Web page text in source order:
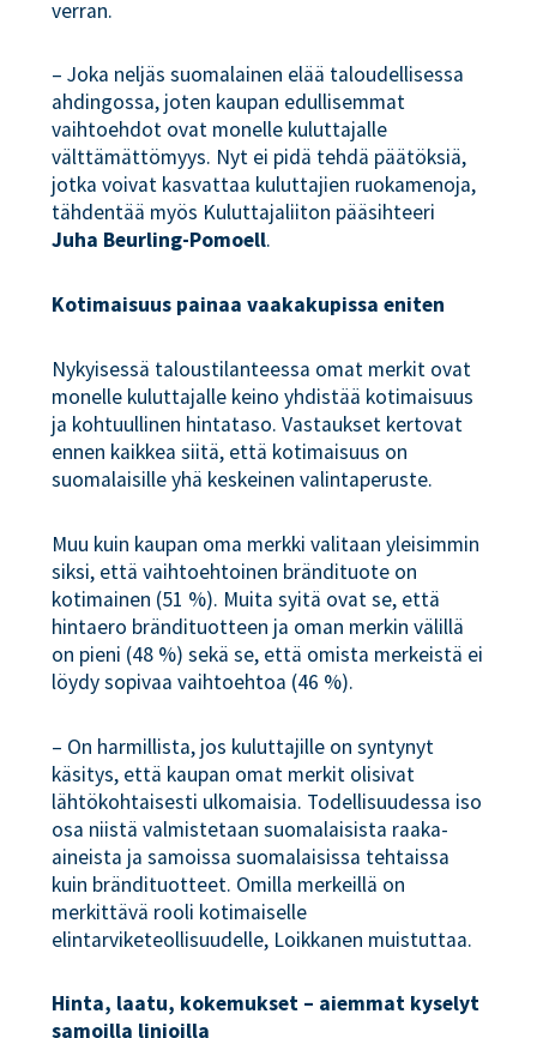
verran.
– Joka neljäs suomalainen elää taloudellisessa
ahdingossa, joten kaupan edullisemmat
vaihtoehdot ovat monelle kuluttajalle
välttämättömyys. Nyt ei pidä tehdä päätöksiä,
jotka voivat kasvattaa kuluttajien ruokamenoja,
tähdentää myös Kuluttajaliiton pääsihteeri
Juha Beurling-Pomoell.
Kotimaisuus painaa vaakakupissa eniten
Nykyisessä taloustilanteessa omat merkit ovat
monelle kuluttajalle keino yhdistää kotimaisuus
ja kohtuullinen hintataso. Vastaukset kertovat
ennen kaikkea siitä, että kotimaisuus on
suomalaisille yhä keskeinen valintaperuste.
Muu kuin kaupan oma merkki valitaan yleisimmin
siksi, että vaihtoehtoinen brändituote on
kotimainen (51 %). Muita syitä ovat se, että
hintaero brändituotteen ja oman merkin välillä
on pieni (48 %) sekä se, että omista merkeistä ei
löydy sopivaa vaihtoehtoa (46 %).
– On harmillista, jos kuluttajille on syntynyt
käsitys, että kaupan omat merkit olisivat
lähtökohtaisesti ulkomaisia. Todellisuudessa iso
osa niistä valmistetaan suomalaisista raaka-
aineista ja samoissa suomalaisissa tehtaissa
kuin brändituotteet. Omilla merkeillä on
merkittävä rooli kotimaiselle
elintarviketeollisuudelle, Loikkanen muistuttaa.
Hinta, laatu, kokemukset – aiemmat kyselyt
samoilla linjoilla